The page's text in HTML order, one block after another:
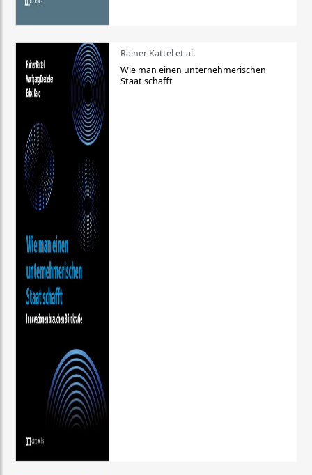
Rainer Kattel et al.
Wie man einen unternehmerischen
Staat schafft